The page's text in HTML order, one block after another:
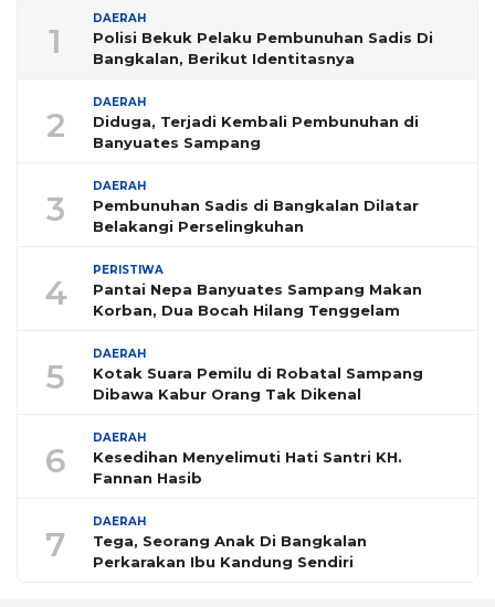
1
DAERAH
Polisi Bekuk Pelaku Pembunuhan Sadis Di
Bangkalan, Berikut Identitasnya
2
DAERAH
Diduga, Terjadi Kembali Pembunuhan di
Banyuates Sampang
3
DAERAH
Pembunuhan Sadis di Bangkalan Dilatar
Belakangi Perselingkuhan
4
PERISTIWA
Pantai Nepa Banyuates Sampang Makan
Korban, Dua Bocah Hilang Tenggelam
5
DAERAH
Kotak Suara Pemilu di Robatal Sampang
Dibawa Kabur Orang Tak Dikenal
6
DAERAH
Kesedihan Menyelimuti Hati Santri KH.
Fannan Hasib
7
DAERAH
Tega, Seorang Anak Di Bangkalan
Perkarakan Ibu Kandung Sendiri